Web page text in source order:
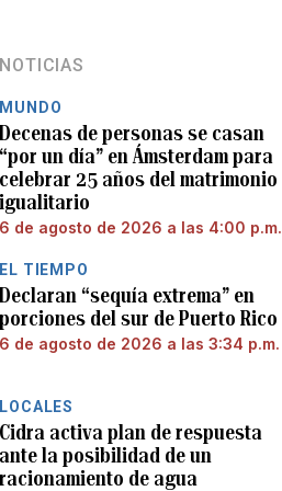
NOTICIAS
MUNDO
Decenas de personas se casan
“por un día” en Ámsterdam para
celebrar 25 años del matrimonio
igualitario
6 de agosto de 2026 a las 4:00 p.m.
EL TIEMPO
Declaran “sequía extrema” en
porciones del sur de Puerto Rico
6 de agosto de 2026 a las 3:34 p.m.
LOCALES
Cidra activa plan de respuesta
ante la posibilidad de un
racionamiento de agua